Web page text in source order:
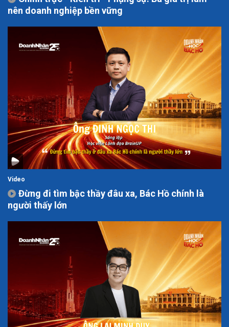
nên doanh nghiệp bền vững
Video
Đừng đi tìm bậc thầy đâu xa, Bác Hồ chính là
người thấy lớn